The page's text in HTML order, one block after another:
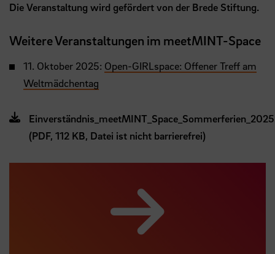
Die Veranstaltung wird gefördert von der Brede Stiftung.
Weitere Veranstaltungen im meetMINT-Space
11. Oktober 2025: Open-GIRLspace: Offener Treff am
Weltmädchentag
(PDF, 112 KB, Datei ist nicht barrierefrei)